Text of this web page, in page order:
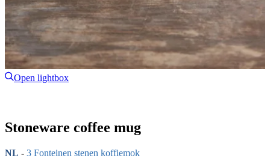
Open lightbox
Stoneware coffee mug
NL - 3 Fonteinen stenen koffiemok